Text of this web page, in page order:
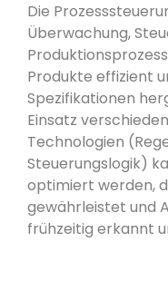
Die
Überwachung,
Produkte effizient
Spezifikationen
Einsatz
Technologien
Steuerungslogik)
optimiert werden,
gewährleistet und
frühzeitig erkannt